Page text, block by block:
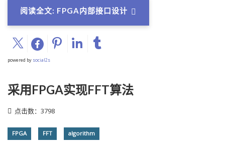
阅读全文: FPGA内部接口设计
powered by social2s
采用FPGA实现FFT算法
点击数：3798
FPGA FFT algorithm